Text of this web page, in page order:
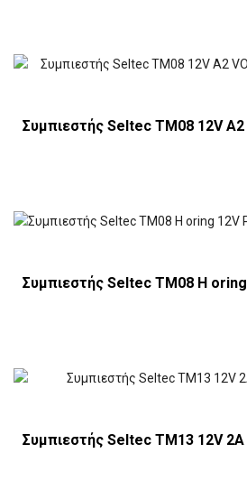
Συμπιεστής Seltec TM08 12V Α2
Συμπιεστής Seltec TM08 H oring
Συμπιεστής Seltec TM13 12V 2A